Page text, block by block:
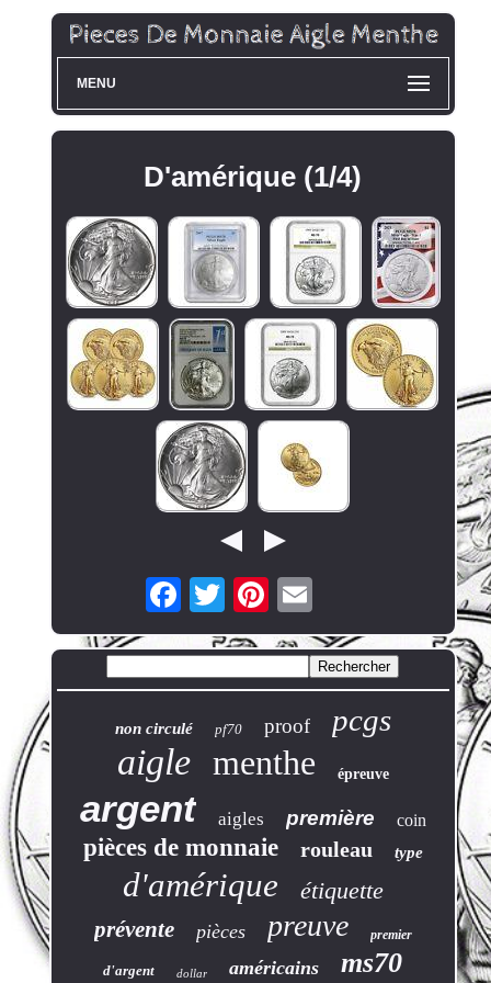
MENU
D'amérique (1/4)
non circulé pf70 proof pcgs
aigle menthe épreuve
argent aigles première coin
pièces de monnaie rouleau type
d'amérique étiquette
prévente pièces preuve premier
d'argent dollar américains ms70